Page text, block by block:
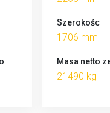
Szerokośc
1706 mm
Masa netto
21490 kg